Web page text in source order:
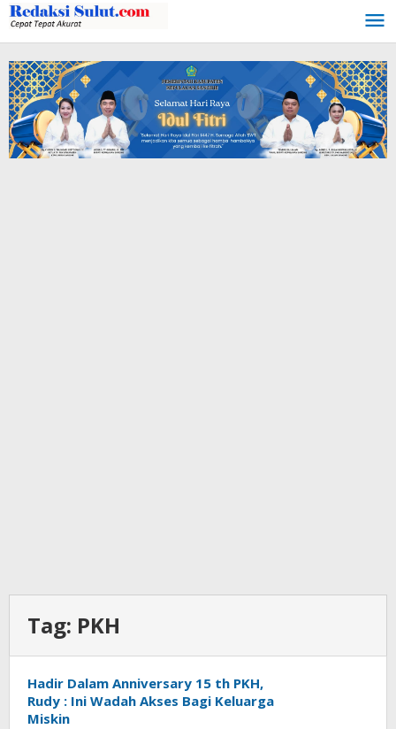
Lewati
ke
konten
Tag: PKH
Hadir Dalam Anniversary 15 th PKH,
Rudy : Ini Wadah Akses Bagi Keluarga
Miskin